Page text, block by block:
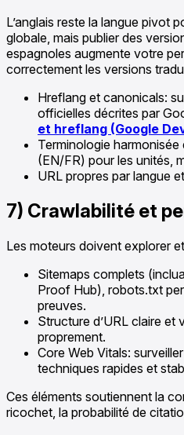
L’anglais reste la langue pivot
globale, mais publier des
espagnoles augmente votre
correctement les versions
Hreflang et canonicals:
officielles décrites par
et hreflang (Google
Terminologie harmonisée
(EN/FR) pour les unités,
URL propres par langue
7) Crawlabilité et
Les moteurs doivent explorer
Sitemaps complets
Proof Hub), robots.txt
preuves.
Structure d’URL claire et
proprement.
Core Web Vitals:
techniques rapides et
Ces éléments soutiennent la
ricochet, la probabilité de